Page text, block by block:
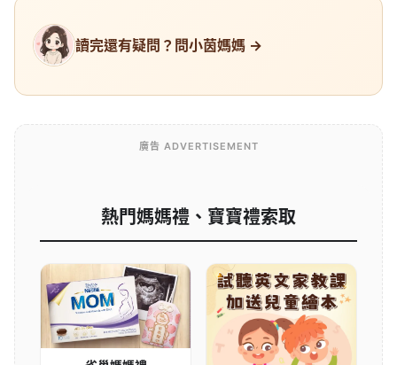
讀完還有疑問？問小茵媽媽 →
廣告 ADVERTISEMENT
熱門媽媽禮、寶寶禮索取